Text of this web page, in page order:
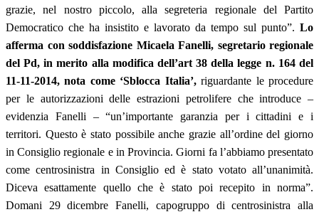
grazie, nel nostro piccolo, alla segreteria regionale del Partito
Democratico che ha insistito e lavorato da tempo sul punto”. Lo
afferma con soddisfazione Micaela Fanelli, segretario regionale
del Pd, in merito alla modifica dell’art 38 della legge n. 164 del
11-11-2014, nota come ‘Sblocca Italia’,riguardante le procedure
per le autorizzazioni delle estrazioni petrolifere che introduce –
evidenzia Fanelli – “un’importante garanzia per i cittadini e i
territori. Questo è stato possibile anche grazie all’ordine del giorno
in Consiglio regionale e in Provincia. Giorni fa l’abbiamo presentato
come centrosinistra in Consiglio ed è stato votato all’unanimità.
Diceva esattamente quello che è stato poi recepito in norma”.
Domani 29 dicembre Fanelli, capogruppo di centrosinistra alla